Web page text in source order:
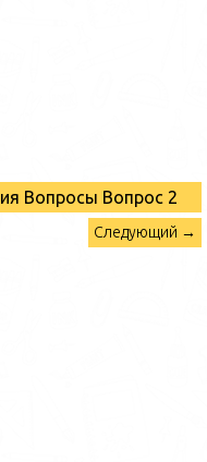
Вопросы Вопрос 2
Следующий →